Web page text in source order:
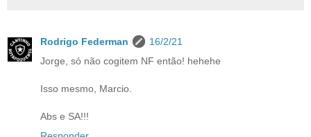
Rodrigo Federman
16/2/21
Jorge, só não cogitem NF então! hehehe
Isso mesmo, Marcio.
Abs e SA!!!